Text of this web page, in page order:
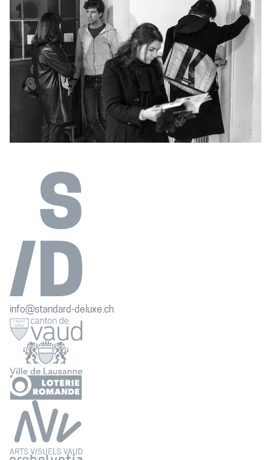
info@standard-deluxe.ch